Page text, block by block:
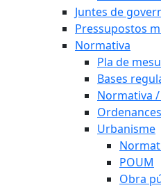
Juntes de
Pressupostos
Normativa
Pla de
Bases
Normativa
Urbanisme
POUM
Obra